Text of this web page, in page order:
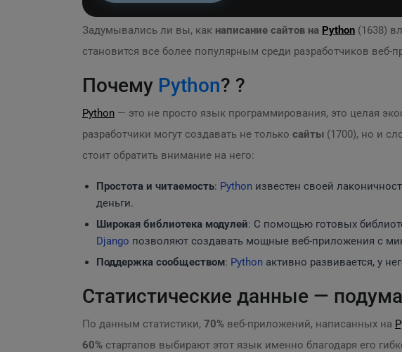
Задумывались ли вы, как написание сайтов на Python (1638)
становится все более популярным среди разработчиков
Почему Python? ?
Python — это не просто язык программирования, это целая
разработчики могут создавать не только сайты (1700), но и
стоит обратить внимание на него:
Простота и читаемость: Python известен своей
деньги.
Широкая библиотека модулей: С помощью готовых
Django позволяют создавать мощные веб-приложения с
Поддержка сообществом: Python активно развивается, у
Статистические данные —
По данным статистики, 70% веб-приложений, написанных на
60% стартапов выбирают этот язык именно благодаря его